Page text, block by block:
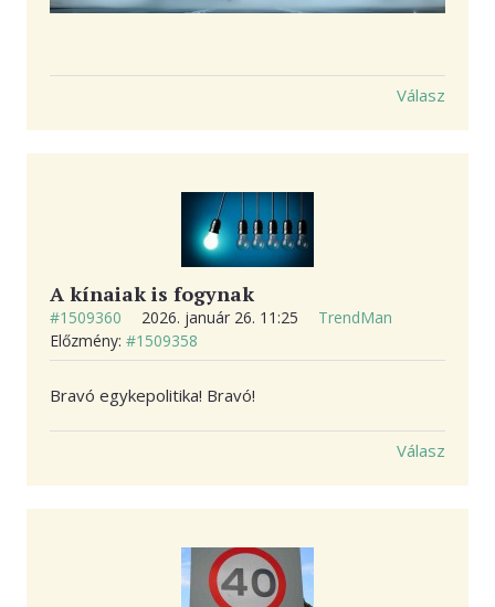
Válasz
A kínaiak is fogynak
#1509360 2026. január 26. 11:25
TrendMan
Előzmény: #1509358
Bravó egykepolitika! Bravó!
Válasz